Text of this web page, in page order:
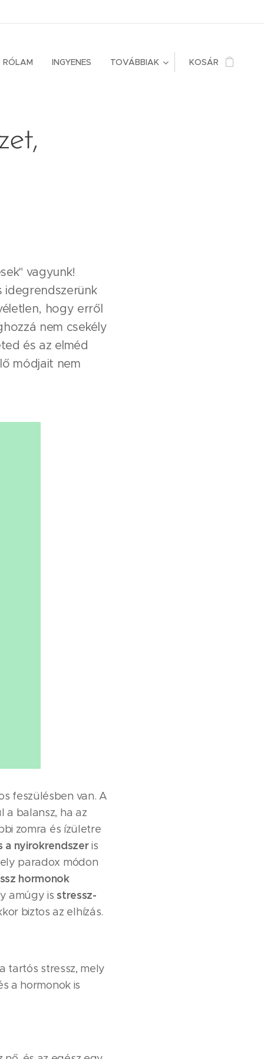
RÓLAM INGYENES TOVÁBBIAK KOSÁR
vagyunk!
idegrendszerünk
hogy erről
nem csekély
és az elméd
módjait nem
feszülésben van. A
a balansz, ha az
zomra és ízületre
a nyirokrendszeris
paradox módon
hormonok
amúgy isstressz-
biztos az elhízás.
tartós stressz, mely
a hormonok is